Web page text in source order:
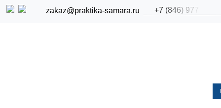
zakaz@praktika-samara.ru +7 (846) 977